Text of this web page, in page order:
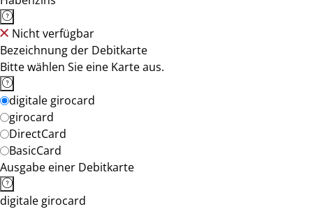
Nicht verfügbar
Bezeichnung der Debitkarte
Bitte wählen Sie eine Karte aus.
digitale girocard
girocard
DirectCard
BasicCard
Ausgabe einer Debitkarte
digitale girocard